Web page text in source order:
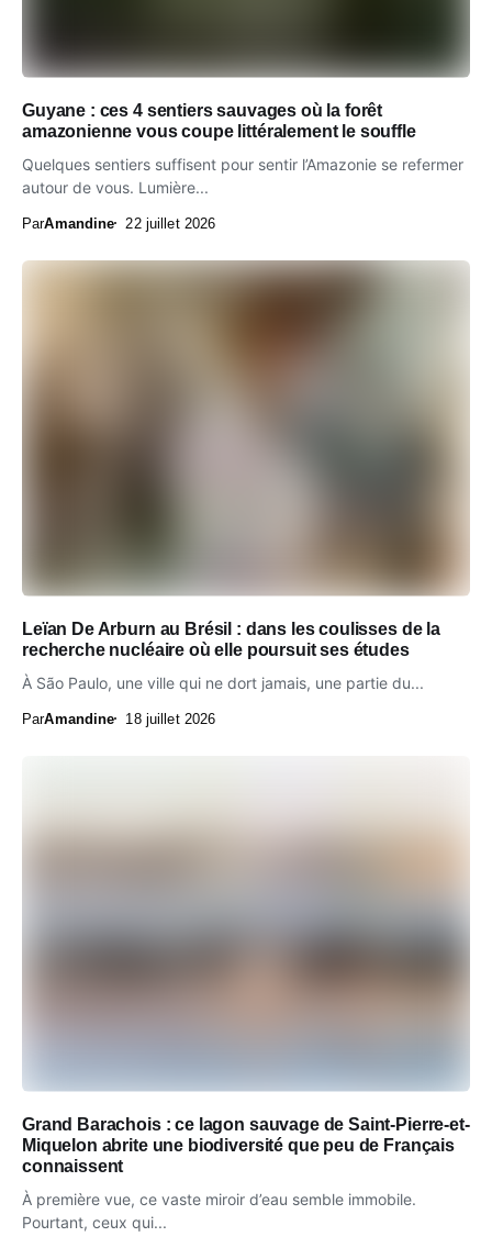
Guyane : ces 4 sentiers sauvages où la forêt
amazonienne vous coupe littéralement le souffle
Quelques sentiers suffisent pour sentir l’Amazonie se refermer
autour de vous. Lumière...
ParAmandine 22 juillet 2026
Leïan De Arburn au Brésil : dans les coulisses de la
recherche nucléaire où elle poursuit ses études
À São Paulo, une ville qui ne dort jamais, une partie du...
ParAmandine 18 juillet 2026
Grand Barachois : ce lagon sauvage de Saint-Pierre-et-
Miquelon abrite une biodiversité que peu de Français
connaissent
À première vue, ce vaste miroir d’eau semble immobile.
Pourtant, ceux qui...